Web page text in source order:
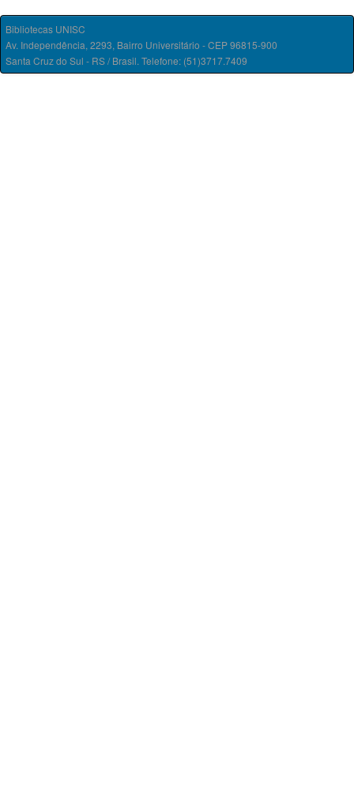
Bibliotecas UNISC
Av. Independência, 2293, Bairro Universitário - CEP 96815-900
Santa Cruz do Sul - RS / Brasil. Telefone: (51)3717.7409